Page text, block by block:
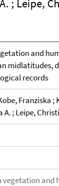
; Leipe,
and
midlatitudes,
records
Franziska
A. ; Leipe,
vegetation and